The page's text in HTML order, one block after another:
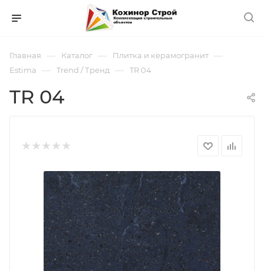
Главная — Каталог — Плитка и керамогранит —
Estima — Trend / Тренд — TR 04
TR 04